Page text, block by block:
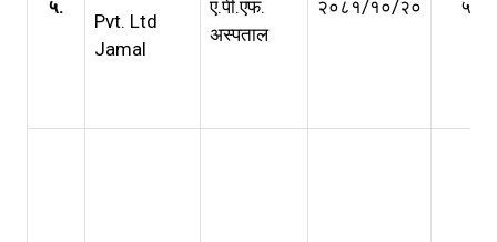
५.
Pvt. Ltd
Jamal
ए.पी.एफ.
अस्पताल
२०८१/१०/२० ५ वर्ष